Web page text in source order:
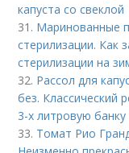
капуста со свеклой
31. Маринованные
стерилизации. Как
стерилизации на
32. Рассол для
без. Классический
3-х литровую банку
33. Томат Рио